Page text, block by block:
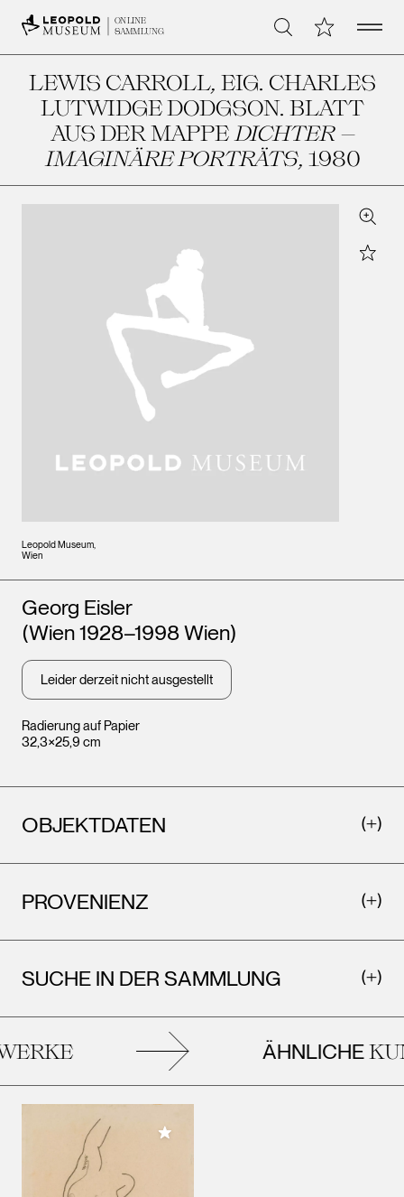
ONLINE
SAMMLUNG
Suche Meine Open
LEWIS CARROLL, EIG. CHARLES
LUTWIDGE DODGSON. BLATT
AUS DER MAPPE DICHTER –
IMAGINÄRE PORTRÄTS, 1980
Leopold Museum,
Wien
Zoom
Star
Radierung auf Papier
32,3×25,9 cm
Künstler*innen
Georg Eisler
(Wien 1928–1998 Wien)
Leider derzeit nicht ausgestellt
OBJEKTDATEN
PROVENIENZ
SUCHE IN DER SAMMLUNG
ÄHNLICHE
Meiner Sammlung hinzufügen